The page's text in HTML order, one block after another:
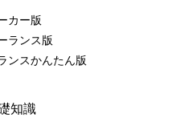
カー版
ランス版
ンスかんたん版
知識